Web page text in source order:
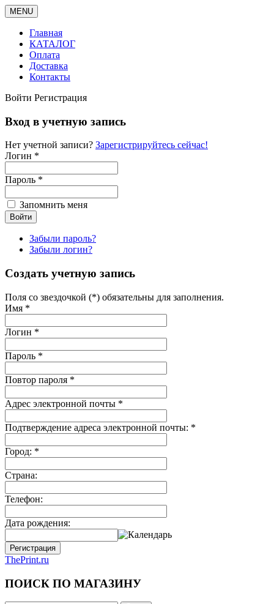
MENU
Главная
КАТАЛОГ
Оплата
Доставка
Контакты
Войти Регистрация
Вход в учетную запись
Нет учетной записи? Зарегистрируйтесь сейчас!
Логин *
Пароль *
Запомнить меня
Забыли пароль?
Забыли логин?
Создать учетную запись
Поля со звездочкой (*) обязательны для заполнения.
Имя *
Логин *
Пароль *
Повтор пароля *
Адрес электронной почты *
Подтверждение адреса электронной почты: *
Город: *
Страна:
Телефон:
Дата рождения:
Регистрация
ThePrint.ru
ПОИСК ПО МАГАЗИНУ